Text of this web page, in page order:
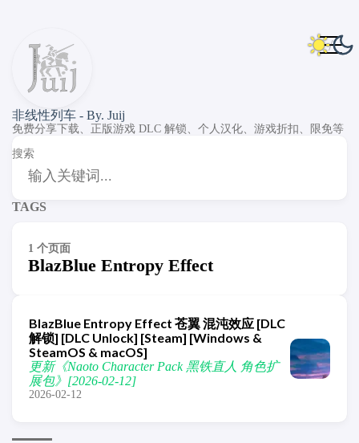
非线性列车 - By. Juij
免费分享下载、正版游戏 DLC 解锁、个人汉化、游戏折扣、限免等
搜索
TAGS
1 个页面
BlazBlue Entropy Effect
BlazBlue Entropy Effect 苍翼 混沌效应 [DLC
解锁] [DLC Unlock] [Steam] [Windows &
SteamOS & macOS]
更新《Naoto Character Pack 黑铁直人 角色扩
展包》[2026-02-12]
2026-02-12